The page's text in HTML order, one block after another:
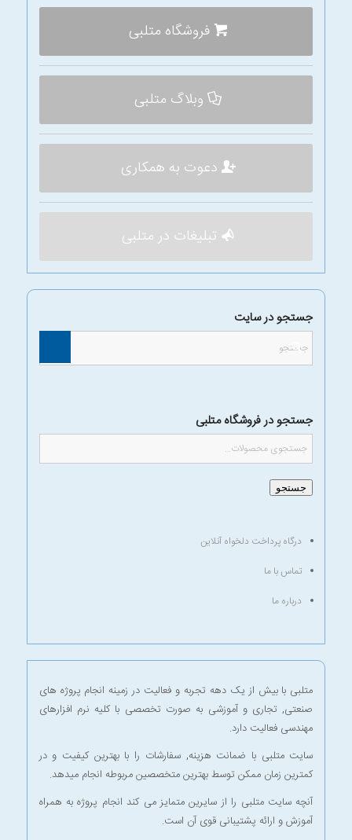
فروشگاه متلبی
وبلاگ متلبی
دعوت به همکاری
تبلیغات در متلبی
جستجو در سایت
جستجو در فروشگاه متلبی
جستجو
درگاه پرداخت دلخواه آنلاین
تماس با ما
درباره ما
متلبی با بیش از یک دهه تجربه و فعالیت در زمینه انجام پروژه های
صنعتی, تجاری و آموزشی به صورت تخصصی با کلیه نرم افزارهای
مهندسی فعالیت دارد.
سایت متلبی با ضمانت هزینه, سفارشات را با بهترین کیفیت و در
کمترین زمان ممکن توسط بهترین متخصصین مربوطه انجام میدهد.
آنچه سایت متلبی را از سایرین متمایز می کند انجام پروژه به همراه
آموزش و ارائه پشتیبانی قوی آن است.